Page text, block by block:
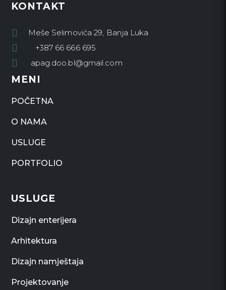
KONTAKT
 Meše Selimovića 29, Banja Luka
 +387 66 666 695
 apag.doo.bl@gmail.com
MENI
POČETNA
O NAMA
USLUGE
PORTFOLIO
USLUGE
Dizajn enterijera
Arhitektura
Dizajn namještaja
Projektovanje